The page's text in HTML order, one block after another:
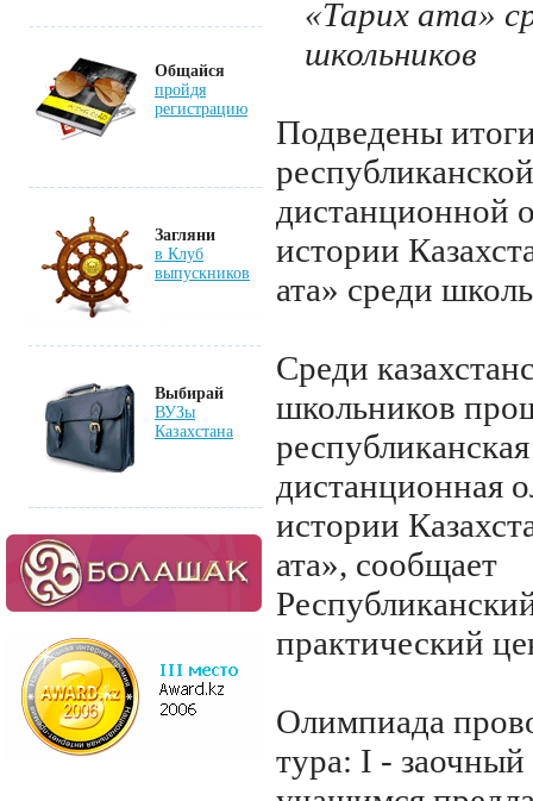
Общайся
пройдя
регистрацию
Загляни
в Клуб
выпускников
Выбирай
ВУЗы
Казахстана
«Тарих ата»
школьников
Подведены
республиканской
дистанционной
истории
ата» среди
Среди
школьников
республиканская
дистанционная
истории
ата», сообщает
практический
Олимпиада
тура: I - заочный